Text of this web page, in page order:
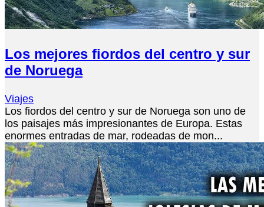
Los mejores fiordos del centro y sur
de Noruega
Viajes
Los fiordos del centro y sur de Noruega son uno de
los paisajes más impresionantes de Europa. Estas
enormes entradas de mar, rodeadas de mon...